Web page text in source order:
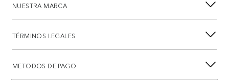
NUESTRA MARCA
TÉRMINOS LEGALES
METODOS DE PAGO